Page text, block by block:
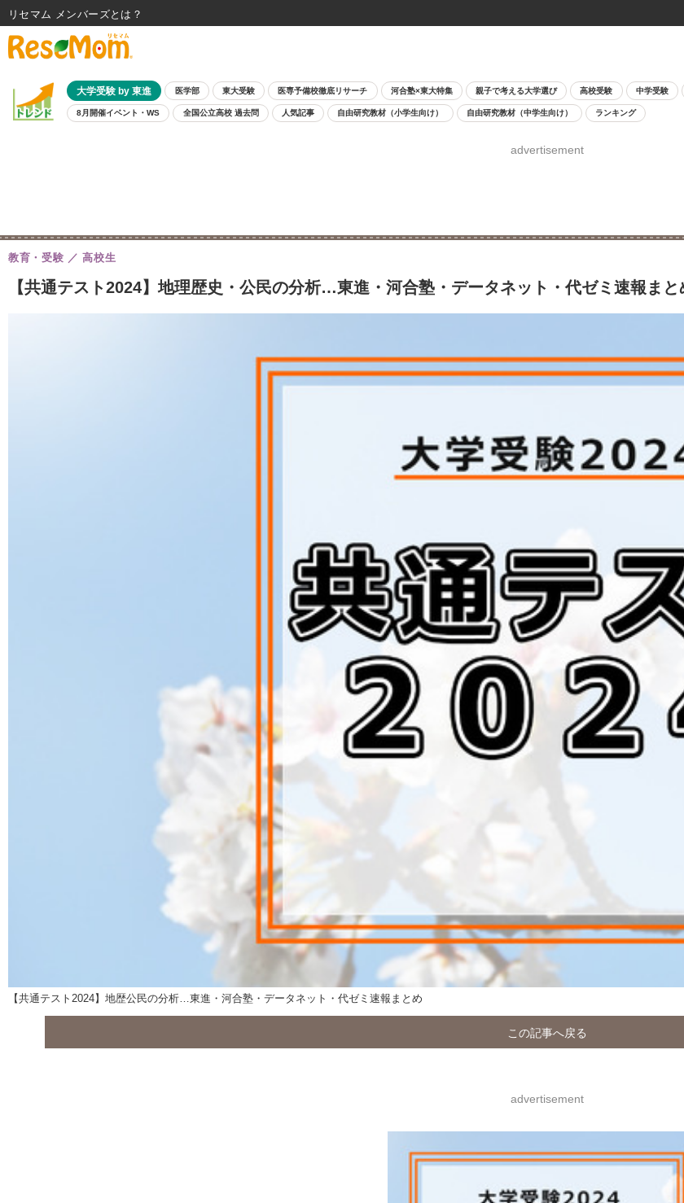
大学受験 by 東進 医学部 東大受験 医専予備校徹底リサーチ 河合塾×東大特集 親子で考える大学選び 高校受験 中学受験
8月開催イベント・WS 全国公立高校 過去問 人気記事 自由研究教材（小学生向け） 自由研究教材（中学生向け） ランキング
advertisement
【共通テスト2024】地理歴史・公民の分析…東進・河合塾・データネット・代ゼミ速報ま
教育・受験 高校生
【共通テスト2024】地歴公民の分析…東進・河合塾・データネット・代ゼミ速報まとめ
この記事へ戻る
advertisement
リセマム メンバーズ